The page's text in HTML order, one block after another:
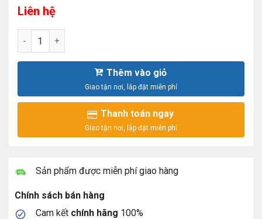
Liên hệ
Ổ Cứng HDD Seagate Enterprise 1.2TB 2.5inch SAS 12Gbs -
Thêm vào giỏ
Thanh toán ngay
Sản phẩm được miễn phí giao hàng
Chính sách bán hàng
Cam kết chính hãng 100%